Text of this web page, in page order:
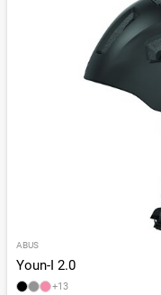
ABUS
Youn-I 2.0
+13